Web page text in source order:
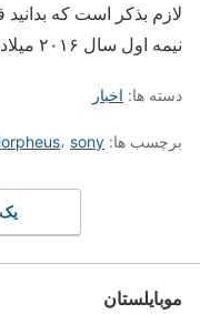
لازم بذکر است که
نیمه اول سال ۲۰۱۶ میلادی به بازار عرضه می شود .
دسته ها: اخبار
برچسب ها: ، sony
یک
موبایلستان